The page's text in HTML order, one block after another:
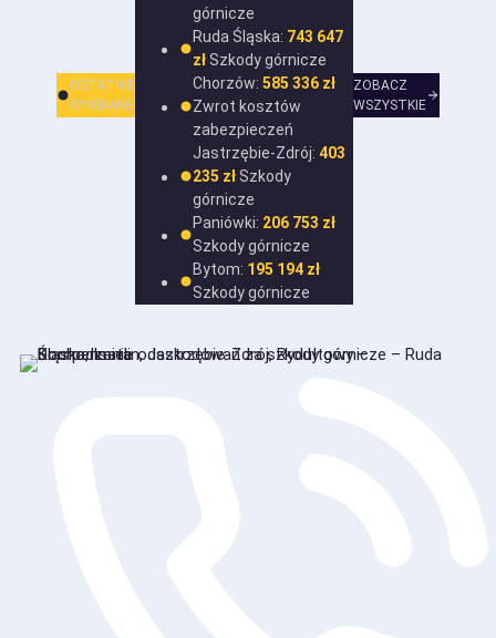
OSTATNIE
WYGRANE
górnicze
Ruda Śląska: 743 647
zł Szkody górnicze
Chorzów:585 336 zł
Zwrot kosztów
zabezpieczeń
Jastrzębie-Zdrój:403
235 zł Szkody
górnicze
Paniówki: 206 753 zł
Szkody górnicze
Bytom: 195 194 zł
Szkody górnicze
ZOBACZ
WSZYSTKIE